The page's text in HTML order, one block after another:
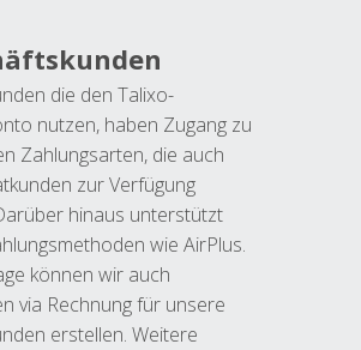
die den Talixo-
nutzen, haben Zugang zu
Zahlungsarten, die auch
zur Verfügung
hinaus unterstützt
wie AirPlus.
können wir auch
via Rechnung für unsere
erstellen. Weitere